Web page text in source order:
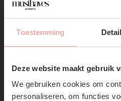
Toestemming
Deze website maakt gebruik
We gebruiken cookies om
personaliseren, om functies
SUBSCRIBE
10% OFF YOUR
ORDER!
Don't miss out on our
Gratis verzendingVanaf
Verzenden & Retourneren